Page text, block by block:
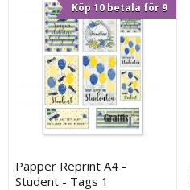
Köp 10 betala för 9
Papper Reprint A4 -
Student - Tags 1